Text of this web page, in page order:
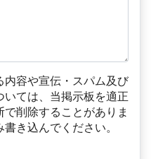
容や宣伝・スパム及び
ては、当掲示板を適正
削除することがありま
き込んでください。